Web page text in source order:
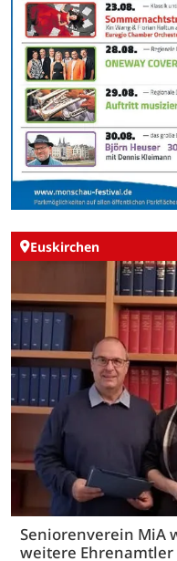
Euskirchen
Seniorenverein MiA
weitere Ehrenamtler